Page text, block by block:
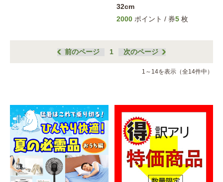
32cm
2000 ポイント / 券5 枚
前のページ 1 次のページ
1～14を表示（全14件中）